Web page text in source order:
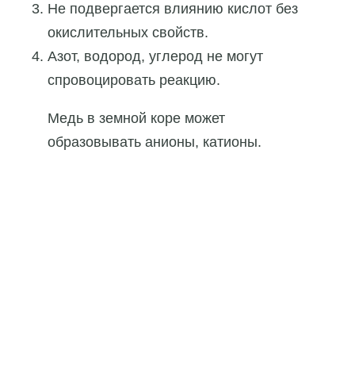
Не подвергается влиянию кислот без
окислительных свойств.
Азот, водород, углерод не могут
спровоцировать реакцию.
Медь в земной коре может
образовывать анионы, катионы.